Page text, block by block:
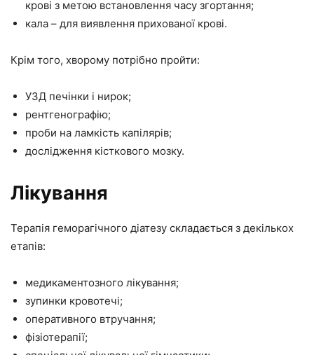
крові з метою встановлення часу згортання;
кала – для виявлення прихованої крові.
Крім того, хворому потрібно пройти:
УЗД печінки і нирок;
рентгенографію;
проби на ламкість капілярів;
дослідження кісткового мозку.
Лікування
Терапія геморагічного діатезу складається з декількох
етапів:
медикаментозного лікування;
зупинки кровотечі;
оперативного втручання;
фізіотерапії;